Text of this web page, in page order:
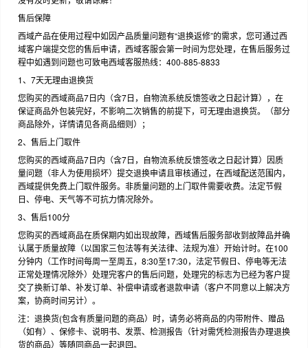
售后保障
西域产品在使用过程中如因产品质量问题有“退换返修”的需求，您可通过西
域客户端提交您的售后申请，西域客服会第一时间为您处理，在售后服务过
程中如遇到问题也可致电西域客服热线：400-885-8833
1、7天无理由退换货
您购买的西域商品7日内（含7日，自物流系统反馈签收之日起计算），在
保证商品外包装完好，不影响二次销售的前提下，可无理由退换货。（部分
商品除外，详情请见各商品细则）；
2、售后上门取件
您购买的西域商品7日内（含7日，自物流系统反馈签收之日起计算）因质
量问题（非人为使用损坏）提交退换申请且审核通过，在西域配送范围内，
西域提供免费上门取件服务。非质量问题的上门取件需要收费。法定节假
日、停电、天气等不可抗力情况除外。
3、售后100分
您购买的西域商品在质保期内如出现故障，西域售后服务部收到故障品并确
认属于质量故障（以国家三包法等有关法律、法规为准）开始计时。在100
分钟内（工作时间每周一至周五，8:30至17:30，法定节假日、停电等无法
正常处理情况除外）处理完客户的售后问题，处理完的标志为已经为客户提
交了换新订单、补发订单、补偿申请或者退款申请（客户不同意以上解决方
案，协商时间另计）。
注：退换货(包含有质量问题的商品）时，请务必将商品的内带附件、赠品
（如有）、保修卡、说明书、发票、检测报告（针对需凭检测报告办理退换
货的商品）等随同商品一起退回。